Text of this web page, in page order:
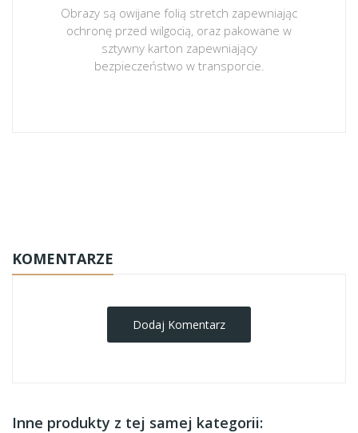
Obrazy są owijane folią stretch zapewniając
ochronę przed wilgocią, oraz pakowane w
sztywny karton zapewniający
bezpieczeństwo w transporcie.
KOMENTARZE
Dodaj Komentarz
Inne produkty z tej samej kategorii: